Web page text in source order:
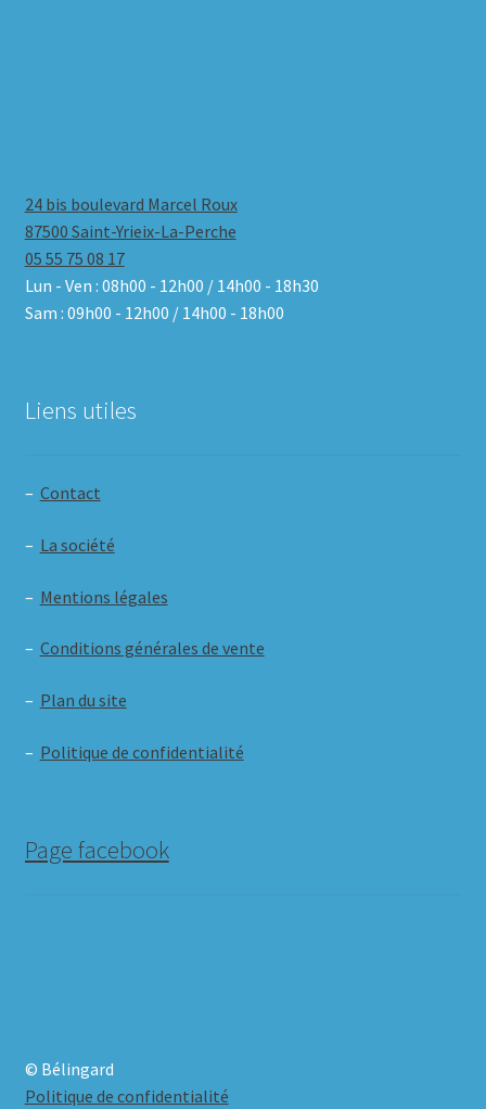
24 bis boulevard Marcel Roux
87500 Saint-Yrieix-La-Perche
05 55 75 08 17
Lun - Ven : 08h00 - 12h00 / 14h00 - 18h30
Sam : 09h00 - 12h00 / 14h00 - 18h00
Liens utiles
– Contact
– La société
– Mentions légales
– Conditions générales de vente
– Plan du site
– Politique de confidentialité
Page facebook
© Bélingard
Politique de confidentialité